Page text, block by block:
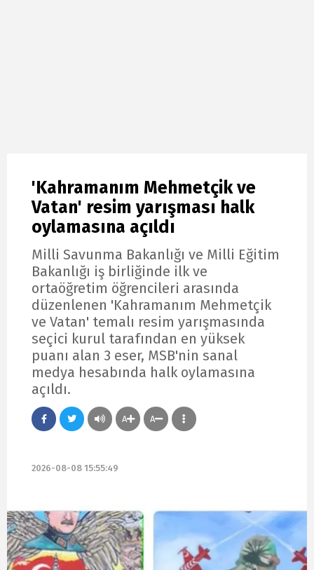
'Kahramanım Mehmetçik ve
Vatan' resim yarışması halk
oylamasına açıldı
Milli Savunma Bakanlığı ve Milli Eğitim
Bakanlığı iş birliğinde ilk ve
ortaöğretim öğrencileri arasında
düzenlenen 'Kahramanım Mehmetçik
ve Vatan' temalı resim yarışmasında
seçici kurul tarafından en yüksek
puanı alan 3 eser, MSB'nin sanal
medya hesabında halk oylamasına
açıldı.
A A
2026-08-08 15:55:49